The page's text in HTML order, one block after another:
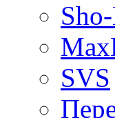
SVS